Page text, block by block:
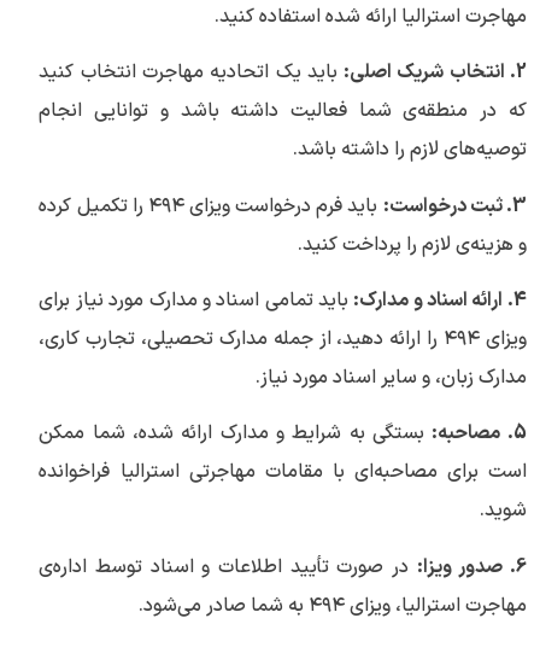
مهاجرت استرالیا ارائه شده استفاده کنید.
2. انتخاب شریک اصلی:
باید یک اتحادیه مهاجرت انتخاب کنید
که در منطقه‌ی شما فعالیت داشته باشد و توانایی انجام
توصیه‌های لازم را داشته باشد.
3. ثبت درخواست:
باید فرم درخواست ویزای ۴۹۴ را تکمیل کرده
و هزینه‌ی لازم را پرداخت کنید.
4. ارائه اسناد و مدارک:
باید تمامی اسناد و مدارک مورد نیاز برای
ویزای ۴۹۴ را ارائه دهید، از جمله مدارک تحصیلی، تجارب کاری،
مدارک زبان، و سایر اسناد مورد نیاز.
5. مصاحبه:
بستگی به شرایط و مدارک ارائه شده، شما ممکن
است برای مصاحبه‌ای با مقامات مهاجرتی استرالیا فراخوانده
شوید.
6. صدور ویزا:
در صورت تأیید اطلاعات و اسناد توسط اداره‌ی
مهاجرت استرالیا، ویزای ۴۹۴ به شما صادر می‌شود.